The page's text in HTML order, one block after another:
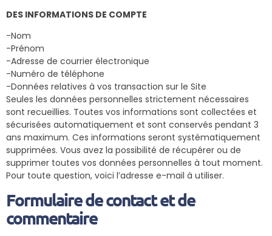
DES INFORMATIONS DE COMPTE
-Nom
-Prénom
-Adresse de courrier électronique
-Numéro de téléphone
-Données relatives à vos transaction sur le Site
Seules les données personnelles strictement nécessaires
sont recueillies. Toutes vos informations sont collectées et
sécurisées automatiquement et sont conservés pendant 3
ans maximum. Ces informations seront systématiquement
supprimées. Vous avez la possibilité de récupérer ou de
supprimer toutes vos données personnelles à tout moment.
Pour toute question, voici l’adresse e-mail à utiliser.
Formulaire de contact et de
commentaire